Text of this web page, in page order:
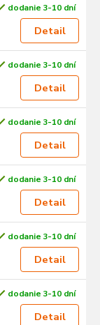
dodanie 3-10 dní
Detail
dodanie 3-10 dní
Detail
dodanie 3-10 dní
Detail
dodanie 3-10 dní
Detail
dodanie 3-10 dní
Detail
dodanie 3-10 dní
Detail